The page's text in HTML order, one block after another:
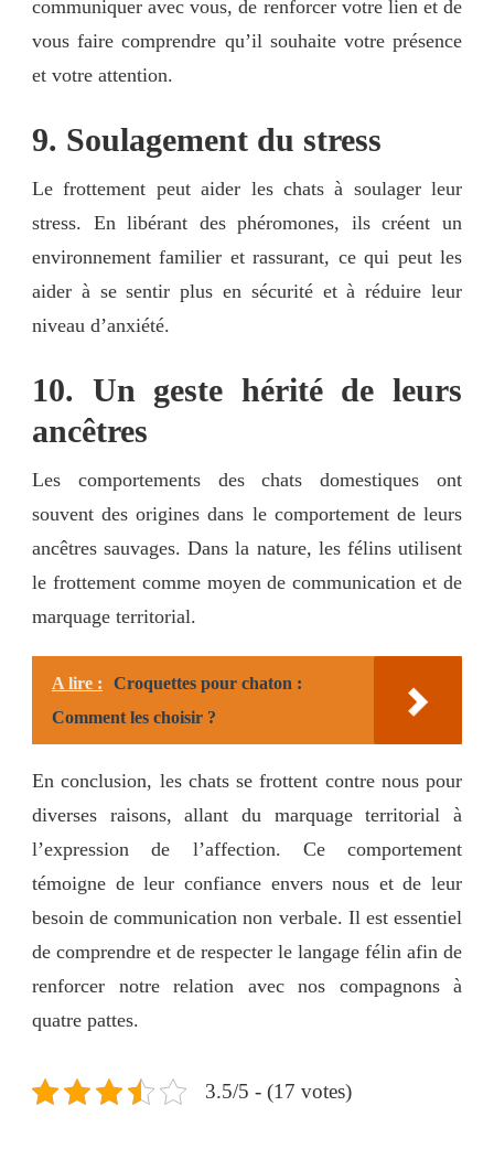
communiquer avec vous, de renforcer votre lien et de
vous faire comprendre qu’il souhaite votre présence
et votre attention.
9. Soulagement du stress
Le frottement peut aider les chats à soulager leur
stress. En libérant des phéromones, ils créent un
environnement familier et rassurant, ce qui peut les
aider à se sentir plus en sécurité et à réduire leur
niveau d’anxiété.
10. Un geste hérité de leurs
ancêtres
Les comportements des chats domestiques ont
souvent des origines dans le comportement de leurs
ancêtres sauvages. Dans la nature, les félins utilisent
le frottement comme moyen de communication et de
marquage territorial.
A lire :
Croquettes pour chaton :
Comment les choisir ?
En conclusion, les chats se frottent contre nous pour
diverses raisons, allant du marquage territorial à
l’expression de l’affection. Ce comportement
témoigne de leur confiance envers nous et de leur
besoin de communication non verbale. Il est essentiel
de comprendre et de respecter le langage félin afin de
renforcer notre relation avec nos compagnons à
quatre pattes.
3.5/5 - (17 votes)